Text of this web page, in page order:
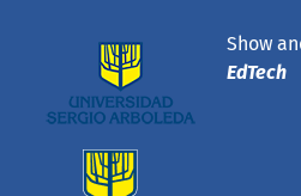
Show
EdTech